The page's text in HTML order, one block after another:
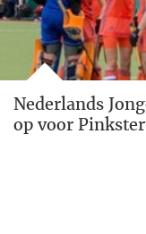
Nederlands
op voor